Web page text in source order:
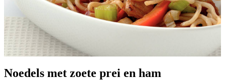
Noedels met zoete prei en ham